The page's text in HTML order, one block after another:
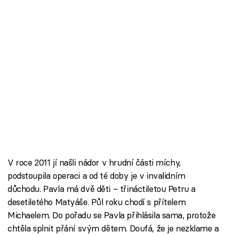
V roce 2011 jí našli nádor v hrudní části míchy,
podstoupila operaci a od té doby je v invalidním
důchodu. Pavla má dvě děti – třináctiletou Petru a
desetiletého Matyáše. Půl roku chodí s přítelem
Michaelem. Do pořadu se Pavla přihlásila sama, protože
chtěla splnit přání svým dětem. Doufá, že je nezklame a